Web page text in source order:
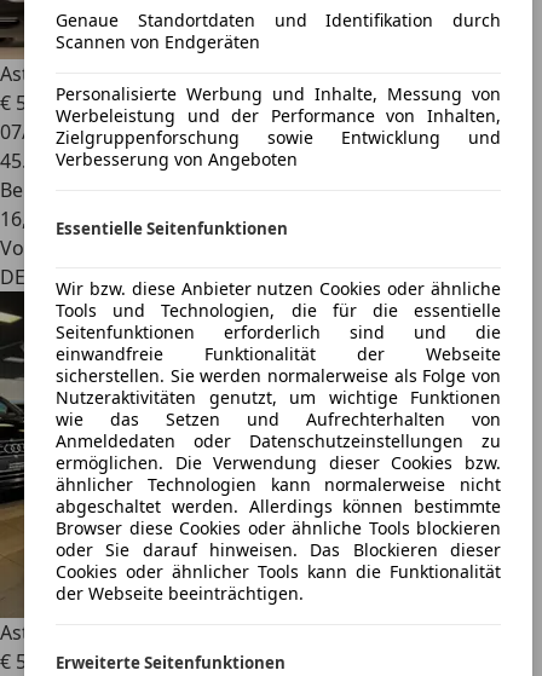
Genaue Standortdaten und Identifikation durch
Scannen von Endgeräten
Personalisierte Werbung und Inhalte, Messung von
Werbeleistung und der Performance von Inhalten,
Zielgruppenforschung sowie Entwicklung und
Verbesserung von Angeboten
Essentielle Seitenfunktionen
Wir bzw. diese Anbieter nutzen Cookies oder ähnliche
Tools und Technologien, die für die essentielle
Seitenfunktionen erforderlich sind und die
einwandfreie Funktionalität der Webseite
sicherstellen. Sie werden normalerweise als Folge von
Nutzeraktivitäten genutzt, um wichtige Funktionen
wie das Setzen und Aufrechterhalten von
Anmeldedaten oder Datenschutzeinstellungen zu
ermöglichen. Die Verwendung dieser Cookies bzw.
ähnlicher Technologien kann normalerweise nicht
abgeschaltet werden. Allerdings können bestimmte
Browser diese Cookies oder ähnliche Tools blockieren
oder Sie darauf hinweisen. Das Blockieren dieser
Cookies oder ähnlicher Tools kann die Funktionalität
der Webseite beeinträchtigen.
Erweiterte Seitenfunktionen
Aston Martin DB9
€ 56.800
07/2006
45.393 km
Benzin
16,5 l/100 km (komb.)
Von privat
DE 10117
Aston Martin DB9
€ 59.990